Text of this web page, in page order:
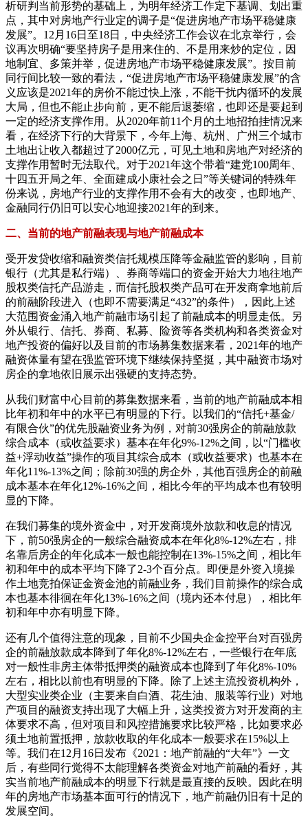
析研判当前形势的基础上，为明年经济工作定下基调、划出重
点，其中对房地产行业定的调子是“促进房地产市场平稳健康
发展”。12月16日至18日，中央经济工作会议在北京举行，会
议再次明确“要坚持房子是用来住的、不是用来炒的定位，因
地制宜、多策并举，促进房地产市场平稳健康发展”。按目前
同行间比较一致的看法，“促进房地产市场平稳健康发展”的含
义应该是2021年的房价不能过快上涨，不能干扰内循环的发展
大局，但也不能止步向前，更不能后退萎缩，也即还是要起到
一定的经济支撑作用。从2020年前11个月的土地招拍挂情况来
看，在经济下行的大背景下，今年上海、杭州、广州三个城市
土地出让收入都超过了2000亿元，可见土地和房地产对经济的
支撑作用暂时无法取代。对于2021年这个带着“建党100周年、
十四五开局之年、全面建成小康社会之日”等关键词的特殊年
份来说，房地产行业的支撑作用不会有大的改变，也即地产、
金融同行仍旧可以安心地迎接2021年的到来。
二、当前的地产前融表现与地产前融成本
受开发贷收缩和融资类信托规模压降等金融监管的影响，目前
银行（尤其是私行端）、券商等端口的资金开始大力地往地产
股权类信托产品游走，而信托股权类产品可在开发商拿地前后
的前融阶段进入（也即不需要满足“432”的条件），因此上述
大范围资金涌入地产前融市场引起了前融成本的明显走低。另
外从银行、信托、券商、私募、险资等各类机构和各类资金对
地产投资的偏好以及目前的市场募集数据来看，2021年的地产
融资体量有望在强监管环境下继续保持坚挺，其中融资市场对
房企的拿地依旧展示出强硬的支持态势。
从我们财富中心目前的募集数据来看，当前的地产前融成本相
比年初和年中的水平已有明显的下行。以我们的“信托+基金/
有限合伙”的优先股融资业务为例，对前30强房企的前融放款
综合成本（或收益要求）基本在年化9%-12%之间，以“门槛收
益+浮动收益”操作的项目其综合成本（或收益要求）也基本在
年化11%-13%之间；除前30强的房企外，其他百强房企的前融
成本基本在年化12%-16%之间，相比今年的平均成本也有较明
显的下降。
在我们募集的境外资金中，对开发商境外放款和收息的情况
下，前50强房企的一般综合融资成本在年化8%-12%左右，排
名靠后房企的年化成本一般也能控制在13%-15%之间，相比年
初和年中的成本平均下降了2-3个百分点。即便是外资入境操
作土地竞拍保证金资金池的前融业务，我们目前操作的综合成
本也基本徘徊在年化13%-16%之间（境内还本付息），相比年
初和年中亦有明显下降。
还有几个值得注意的现象，目前不少国央企金控平台对百强房
企的前融放款成本降到了年化8%-12%左右，一些银行在年底
对一般性非房主体带抵押类的融资成本也降到了年化8%-10%
左右，相比以前也有明显的下降。除了上述主流投资机构外，
大型实业类企业（主要来自白酒、花生油、服装等行业）对地
产项目的融资支持出现了大幅上升，这类投资方对开发商的主
体要求不高，但对项目和风控措施要求比较严格，比如要求必
须土地前置抵押，放款收取的年化成本一般要求在15%以上
等。我们在12月16日发布《2021：地产前融的“大年”》一文
后，有些同行觉得不太能理解各类资金对地产前融的看好，其
实当前地产前融成本的明显下行就是最直接的反映。因此在明
年的房地产市场基本面可行的情况下，地产前融仍旧有十足的
发展空间。